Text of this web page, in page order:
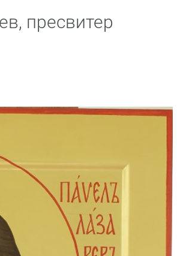
пресвитер